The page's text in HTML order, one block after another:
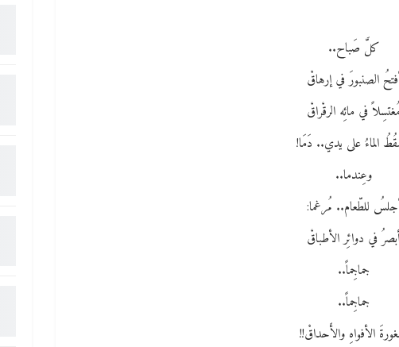
كلَّ صَباح..
الصنبورَ في إرهاقْ
في مائِه الرقْراقْ
الماءُ على يدي.. دَمَا!
وعِندما..
للطّعام.. مُرغما:
في دوائِر الأطباقْ
جماجِماً..
جماجِماً..
الأفواهِ والأَحداقْ!!